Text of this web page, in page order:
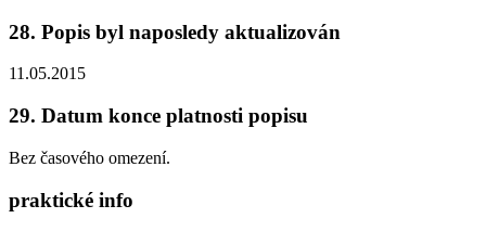
28. Popis byl naposledy aktualizován
11.05.2015
29. Datum konce platnosti popisu
Bez časového omezení.
praktické info